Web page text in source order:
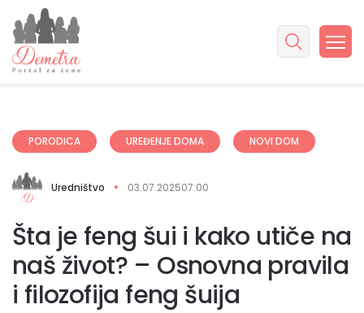
PORODICA UREĐENJE DOMA NOVI DOM
Uredništvo 03.07.202507:00
Šta je feng šui i kako utiče na
naš život? – Osnovna pravila
i filozofija feng šuija